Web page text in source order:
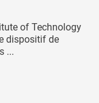
of Technology
dispositif de
...